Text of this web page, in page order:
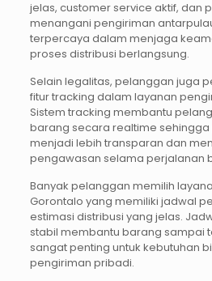
jelas, customer service aktif, dan
menangani pengiriman
terpercaya dalam menjaga
proses distribusi berlangsung.
Selain legalitas, pelanggan juga
fitur tracking dalam layanan
Sistem tracking membantu
barang secara realtime sehingga
menjadi lebih transparan dan
pengawasan selama perjalanan
Banyak pelanggan memilih
Gorontalo yang memiliki jadwal
estimasi distribusi yang jelas.
stabil membantu barang sampai
sangat penting untuk kebutuhan
pengiriman pribadi.